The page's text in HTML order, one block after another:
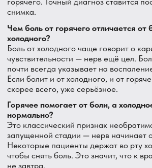
Адрес: Санкт-Петербург, посёлок Парголово, ул.
Валерия Гаврилина, 3, корп. 1
Главный врач: Болгов Александр Сергеевич
Стоматология DentAvenue
Контакты
+7 (812) 214-61-08
da3396969@gmail.com
Работаем для вас
ежедневно с 10:00 до
21:00
Вопросы и предложения